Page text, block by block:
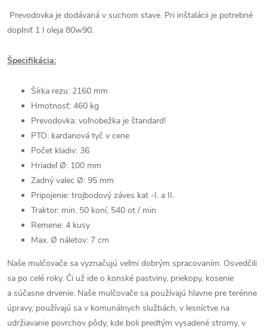
Prevodovka je dodávaná v suchom stave. Pri inštalácii je potrebné
doplniť 1 l oleja 80w90.
Špecifikácia:
Šírka rezu: 2160 mm
Hmotnosť: 460 kg
Prevodovka: voľnobežka je štandard!
PTO: kardanová tyč v cene
Počet kladiv: 36
Hriadeľ Ø: 100 mm
Zadný valec Ø: 95 mm
Pripojenie: trojbodový záves kat -I. a II.
Traktor: min. 50 koní, 540 ot / min
Remene: 4 kusy
Max. Ø náletov: 7 cm
Naše mulčovače sa vyznačujú veľmi dobrým spracovaním. Osvedčili
sa po celé roky. Či už ide o konské pastviny, priekopy, kosenie
a súčasne drvenie. Naše mulčovače sa používajú hlavne pre terénne
úpravy, používajú sa v komunálnych službách, v lesníctve na
udržiavanie povrchov pôdy, kde boli predtým vysadené stromy, v